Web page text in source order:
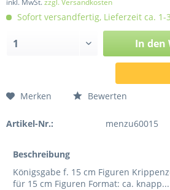
inkl. MwSt.zzgl. Versandkosten
Sofort versandfertig, Lieferzeit ca. 1-
In den
Merken Bewerten
Artikel-Nr.: menzu60015
Beschreibung
Königsgabe f. 15 cm Figuren
für 15 cm Figuren Format: ca. knapp...